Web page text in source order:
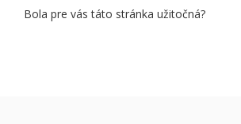
Bola pre vás táto stránka užitočná?